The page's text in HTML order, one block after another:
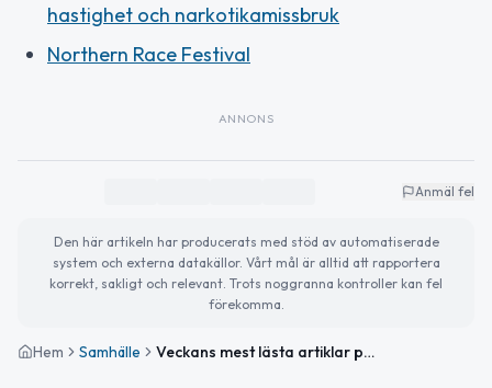
hastighet och narkotikamissbruk
Northern Race Festival
ANNONS
Anmäl fel
Den här artikeln har producerats med stöd av automatiserade
system och externa datakällor. Vårt mål är alltid att rapportera
korrekt, sakligt och relevant. Trots noggranna kontroller kan fel
förekomma.
Hem Samhälle Veckans mest lästa artiklar på PiteNytt